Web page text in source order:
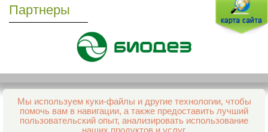
Партнеры
Мы используем куки-файлы и другие технологии, чтобы
помочь вам в навигации, а также предоставить лучший
пользовательский опыт, анализировать использование
Все права защищены и охраняются законом
© 2013–2026 Интернет-аптека Фармация
support@aptekapenza.ru